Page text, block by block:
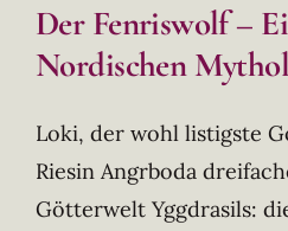
Der Fenriswolf –
Nordischen
Loki, der wohl listigste
Riesin Angrboda
Götterwelt Yggdrasils: